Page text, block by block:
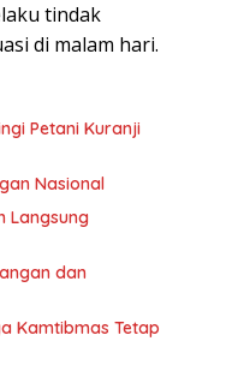
tindak
di malam hari.
Petani Kuranji
Nasional
Langsung
dan
Kamtibmas Tetap